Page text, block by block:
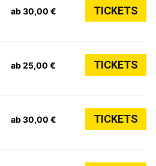
ab 30,00 € TICKETS
ab 25,00 € TICKETS
ab 30,00 € TICKETS